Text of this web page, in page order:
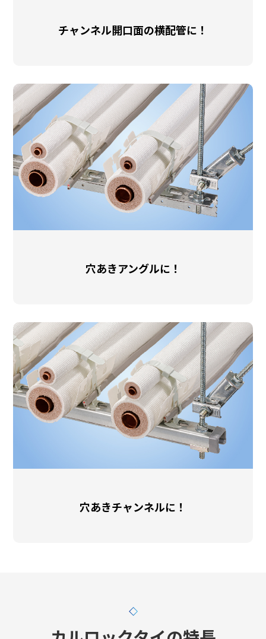
チャンネル開口面の横配管に！
穴あきアングルに！
穴あきチャンネルに！